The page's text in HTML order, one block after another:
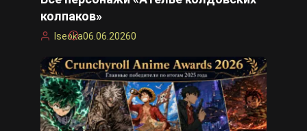
колпаков»
Iseoka06.06.20260